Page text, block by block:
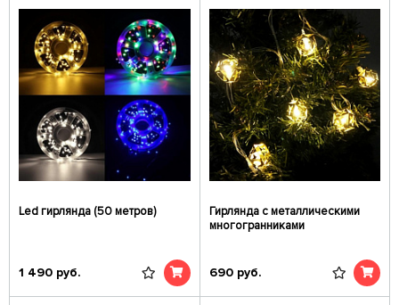
Led гирлянда (50 метров)
1 490 руб.
Гирлянда с металлическими
многогранниками
690 руб.